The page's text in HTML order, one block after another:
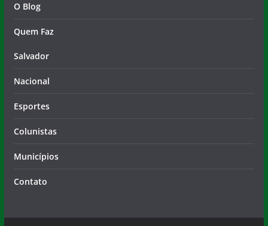
O Blog
Quem Faz
Salvador
Nacional
Esportes
Colunistas
Municípios
Contato